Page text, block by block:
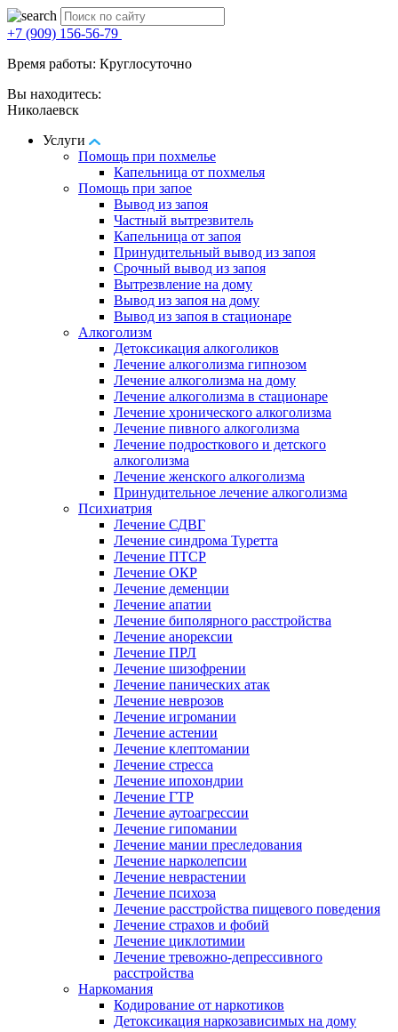
+7 (909) 156-56-79
Время работы: Круглосуточно
Вы находитесь:
Николаевск
Услуги
Помощь при похмелье
Капельница от похмелья
Помощь при запое
Вывод из запоя
Частный вытрезвитель
Капельница от запоя
Принудительный вывод из запоя
Срочный вывод из запоя
Вытрезвление на дому
Вывод из запоя на дому
Вывод из запоя в стационаре
Алкоголизм
Детоксикация алкоголиков
Лечение алкоголизма гипнозом
Лечение алкоголизма на дому
Лечение алкоголизма в стационаре
Лечение хронического алкоголизма
Лечение пивного алкоголизма
Лечение подросткового и детского
алкоголизма
Лечение женского алкоголизма
Принудительное лечение алкоголизма
Психиатрия
Лечение СДВГ
Лечение синдрома Туретта
Лечение ПТСР
Лечение ОКР
Лечение деменции
Лечение апатии
Лечение биполярного расстройства
Лечение анорексии
Лечение ПРЛ
Лечение шизофрении
Лечение панических атак
Лечение неврозов
Лечение игромании
Лечение астении
Лечение клептомании
Лечение стресса
Лечение ипохондрии
Лечение ГТР
Лечение аутоагрессии
Лечение гипомании
Лечение мании преследования
Лечение нарколепсии
Лечение неврастении
Лечение психоза
Лечение расстройства пищевого поведения
Лечение страхов и фобий
Лечение циклотимии
Лечение тревожно-депрессивного
расстройства
Наркомания
Кодирование от наркотиков
Детоксикация наркозависимых на дому